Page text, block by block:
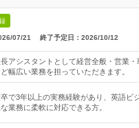
07/21 終了予定日： 2026/10/12
アシスタントとして経営全般・営業
幅広い業務を担っていただきます。
で3年以上の実務経験があり、英語ビ
業務に柔軟に対応できる方。